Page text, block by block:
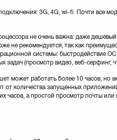
3G, 4G, wi-fi. Почти все
не очень важна: даже
не рекомендуется, так как
системы: быстродействие ОС
задач (просмотр видео, веб-серфинг,
может работать более 10 часов, но
от количества запущенных
часов, а простой просмотр почты или